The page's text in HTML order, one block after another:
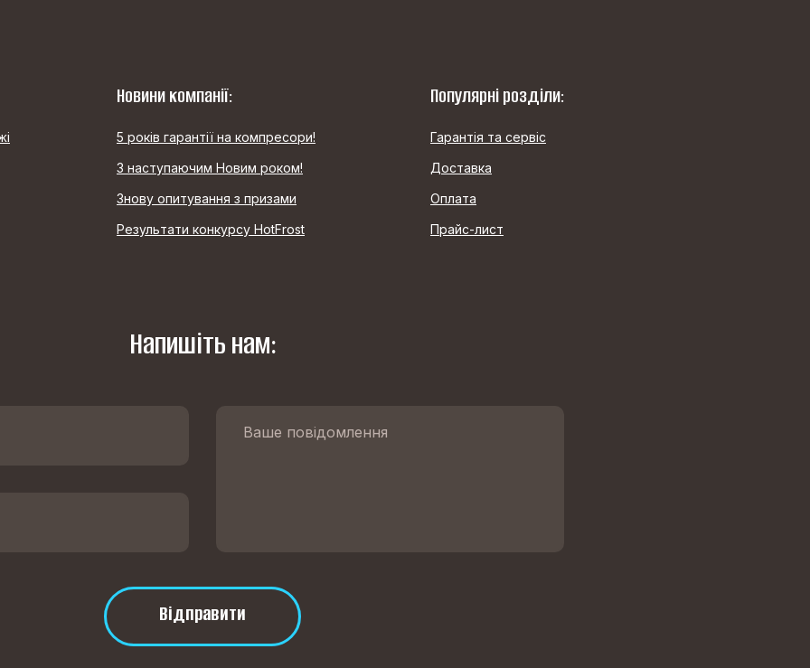
Новини компанії:
5 років гарантії на компресори!
З наступаючим Новим роком!
Знову опитування з призами
Результати конкурсу HotFrost
Популярні розділи:
Гарантія та сервіс
Доставка
Оплата
Прайс-лист
Напишіть нам:
Відправити